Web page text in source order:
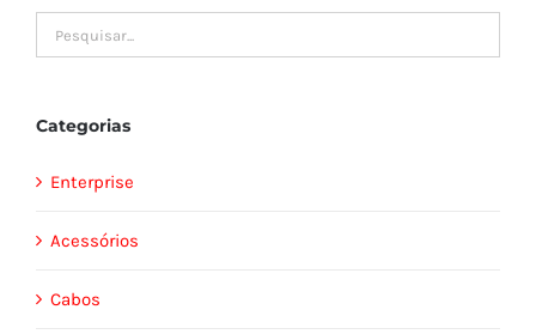
Categorias
Enterprise
Acessórios
Cabos